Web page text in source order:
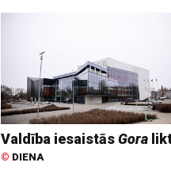
Valdība iesaistāsGora
© DIENA